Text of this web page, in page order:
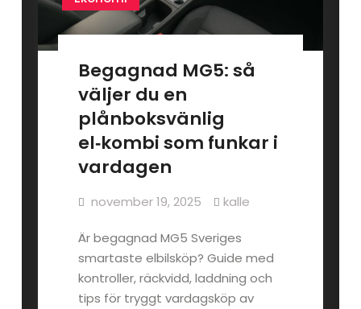
Begagnad MG5: så
väljer du en
plånboksvänlig
el‑kombi som funkar i
vardagen
november 19, 2025 kalle
Är begagnad MG5 Sveriges
smartaste elbilsköp? Guide med
kontroller, räckvidd, laddning och
tips för tryggt vardagsköp av